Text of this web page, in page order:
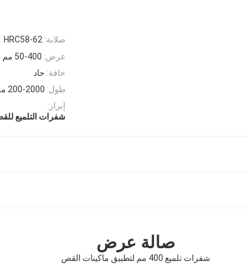
صلابة: HRC58-62
عرض: 50-400 مم
حافة: حاد
طول: 200-2000 ملم
إبراز:
شفرات التلميع
صالة عرض
شفرات تلميع 400 مم لتطبيق ماكينات القص